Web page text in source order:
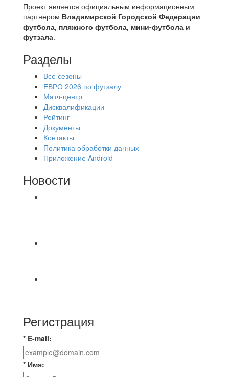
Проект является официальным информационным
партнером Владимирской Городской Федерации
футбола, пляжного футбола, мини-футбола и
футзала.
Разделы
Все сезоны
ЕВРО 2026 по футзалу
Матч-центр
Дисквалификации
Рейтинг
Документы
Контакты
Политика обработки данных
Приложение Android
Новости
Регистрация
* E-mail:
* Имя: